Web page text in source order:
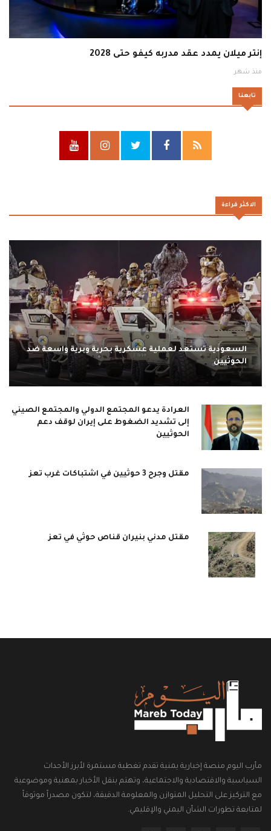
إنتر ميلان يمدد عقد مدربه كيفو حتى 2028
منذ شهر
تابعنا
الاكثر قراءة
السعودية تستعد لعملية عسكرية بحرية وبرية واسعة ضد
الحوثيين
العرادة يدعو المجتمع الدولي والمجتمع الصيني
إلى تشديد الضغوط على إيران لوقف دعم
الحوثيين
مقتل وجرح 3 حوثيين في اشتباكات غرب تعز
مقتل مدني بنيران قناص حوثي في تعز
مأرب اليوم منصة إخبارية يمنية تقدم تغطية مستمرة لأبرز الأحداث
السياسية والاقتصادية والاجتماعية، وتهتم بنقل الأخبار بمهنية وموضوعية
مع التركيز على التحليل المتوازن والمعلومة الدقيقة، لتكون مصدراً موثوقاً
لمتابعة تطورات الشأن اليمني والإقليمي.